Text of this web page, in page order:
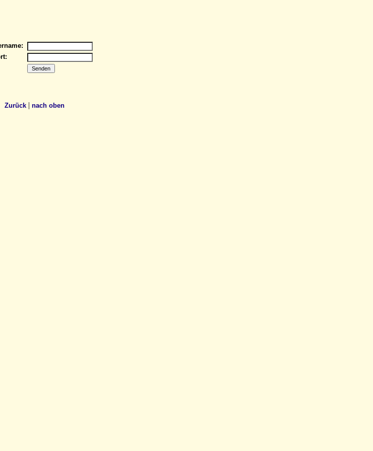
Zurück| nach oben